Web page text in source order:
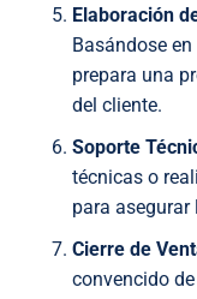
Elaboración
Basándose
prepara una
del cliente.
Soporte
técnicas o
para
Cierre de
convencido